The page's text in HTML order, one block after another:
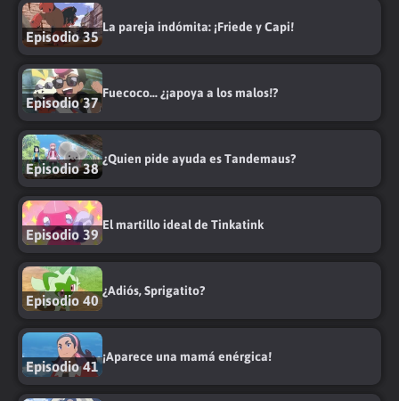
Episodio 35
La pareja indómita: ¡Friede y Capi!
Episodio 37
Fuecoco... ¿¡apoya a los malos!?
Episodio 38
¿Quien pide ayuda es Tandemaus?
Episodio 39
El martillo ideal de Tinkatink
Episodio 40
¿Adiós, Sprigatito?
Episodio 41
¡Aparece una mamá enérgica!